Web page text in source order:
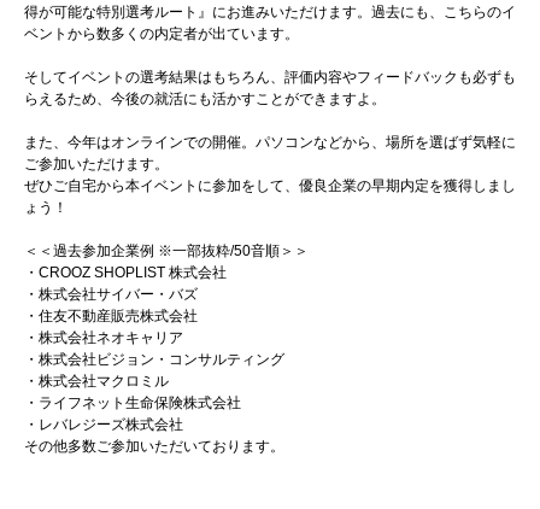
得が可能な特別選考ルート』にお進みいただけます。過去にも、こちらのイ
ベントから数多くの内定者が出ています。
そしてイベントの選考結果はもちろん、評価内容やフィードバックも必ずも
らえるため、今後の就活にも活かすことができますよ。
また、今年はオンラインでの開催。パソコンなどから、場所を選ばず気軽に
ご参加いただけます。
ぜひご自宅から本イベントに参加をして、優良企業の早期内定を獲得しまし
ょう！
＜＜過去参加企業例 ※一部抜粋/50音順＞＞
・CROOZ SHOPLIST 株式会社
・株式会社サイバー・バズ
・住友不動産販売株式会社
・株式会社ネオキャリア
・株式会社ビジョン・コンサルティング
・株式会社マクロミル
・ライフネット生命保険株式会社
・レバレジーズ株式会社
その他多数ご参加いただいております。